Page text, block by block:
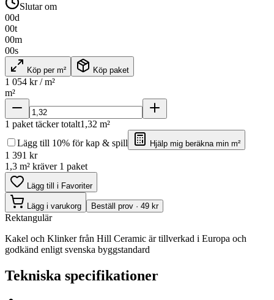
Slutar om
00d
00t
00m
00s
Köp per m² Köp paket
1 054 kr / m²
m²
1 paket täcker totalt1,32 m²
Lägg till 10% för kap & spill
Hjälp mig beräkna min m²
1 391 kr
1,3 m² kräver 1 paket
Lägg till i Favoriter
Lägg i varukorg Beställ prov · 49 kr
Rektangulär
Kakel och Klinker från Hill Ceramic är tillverkad i Europa och
godkänd enligt svenska byggstandard
Tekniska specifikationer